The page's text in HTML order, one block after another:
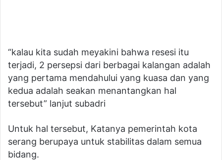
“kalau kita sudah meyakini bahwa resesi itu
terjadi, 2 persepsi dari berbagai kalangan adalah
yang pertama mendahului yang kuasa dan yang
kedua adalah seakan menantangkan hal
tersebut” lanjut subadri
Untuk hal tersebut, Katanya pemerintah kota
serang berupaya untuk stabilitas dalam semua
bidang.